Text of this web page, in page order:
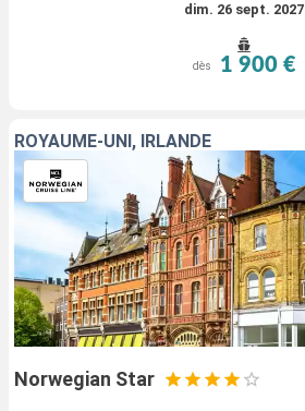
dim. 26 sept. 2027
dès 1 900 €
ROYAUME-UNI, IRLANDE
Norwegian Star